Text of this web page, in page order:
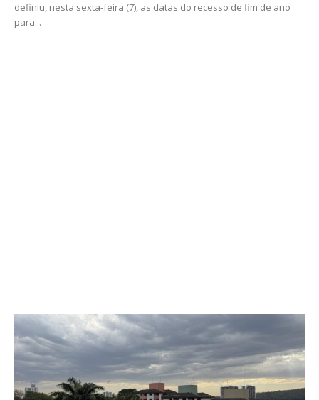
definiu, nesta sexta-feira (7), as datas do recesso de fim de ano
para...